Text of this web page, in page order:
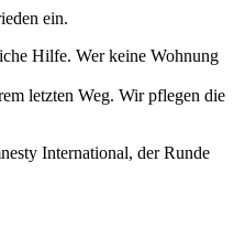
ein.
Hilfe. Wer keine Wohnung
letzten Weg. Wir pflegen die
International, der Runde